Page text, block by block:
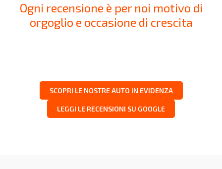
Ogni recensione è per noi motivo di
orgoglio e occasione di crescita
SCOPRI LE NOSTRE AUTO IN EVIDENZA
LEGGI LE RECENSIONI SU GOOGLE